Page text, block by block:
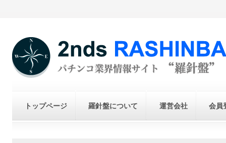
トップページ 羅針盤について 運営会社 会員